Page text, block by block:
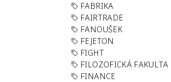
FABRIKA
FAIRTRADE
FANOUŠEK
FEJETON
FIGHT
FILOZOFICKÁ FAKULTA
FINANCE